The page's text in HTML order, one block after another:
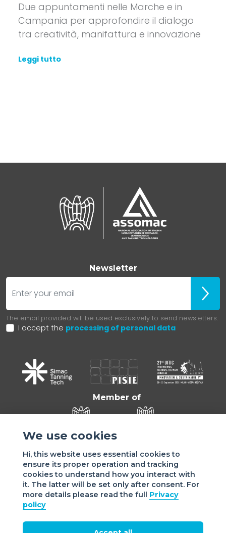
Due appuntamenti nelle Marche e in
Campania per approfondire il dialogo
tra creatività, manifattura e innovazione
Leggi tutto
Newsletter
E-mail
Iscriviti
The email provided will be used exclusively to send newsletters.
I accept the processing of personal data
Member of
Sede di VIGEVANO: via Matteotti, 4/a - 27029 Vigevano - PV
- Italy | Sede di MILANO: via Tommaso da Cazzaniga 9/4 |
20121 Milano - Italy | Tel.: +39 038 178 883 |
office@assomac.it | C.F./P.IVA: ASSOMAC SERVIZI:
We use cookies
Hi, this website uses essential cookies to
ensure its proper operation and tracking
cookies to understand how you interact with
it. The latter will be set only after consent. For
more details please read the full Privacy
policy